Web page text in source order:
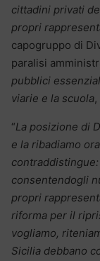
cittadini privati
propri
capogruppo di
paralisi
pubblici
viarie e la scuola
“La posizione di
e la ribadiamo
consentendogli
propri
riforma per il
vogliamo,
Sicilia debbano